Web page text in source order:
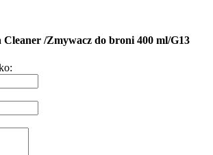
/Zmywacz do broni 400 ml/G13